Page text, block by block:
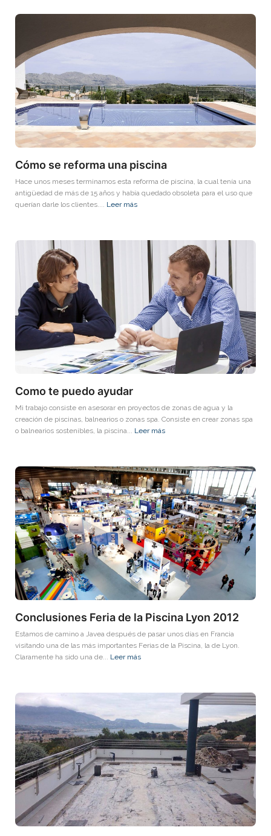
Cómo se reforma una piscina
Hace unos meses terminamos esta reforma de piscina, la cual tenía una
antigüedad de más de 15 años y había quedado obsoleta para el uso que
querían darle los clientes.... Leer más
Como te puedo ayudar
Mi trabajo consiste en asesorar en proyectos de zonas de agua y la
creación de piscinas, balnearios o zonas spa. Consiste en crear zonas spa
o balnearios sostenibles, la piscina... Leer más
Conclusiones Feria de la Piscina Lyon 2012
Estamos de camino a Javea después de pasar unos días en Francia
visitando una de las más importantes Ferias de la Piscina, la de Lyon.
Claramente ha sido una de... Leer más